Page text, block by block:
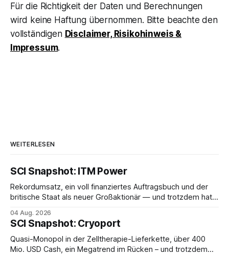
Für die Richtigkeit der Daten und Berechnungen
wird keine Haftung übernommen. Bitte beachte den
vollständigen Disclaimer, Risikohinweis &
Impressum.
WEITERLESEN
SCI Snapshot: ITM Power
Rekordumsatz, ein voll finanziertes Auftragsbuch und der
britische Staat als neuer Großaktionär — und trotzdem hat
Hersteller kämpft sich aus der Verlustzone. Doch die eine
entscheidende Zahl hält das Management bewusst zurück.
04 Aug. 2026
SCI Snapshot: Cryoport
Quasi-Monopol in der Zelltherapie-Lieferkette, über 400
Mio. USD Cash, ein Megatrend im Rücken – und trotzdem